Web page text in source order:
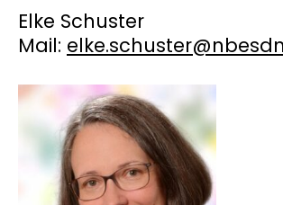
Elke Schuster
Mail: